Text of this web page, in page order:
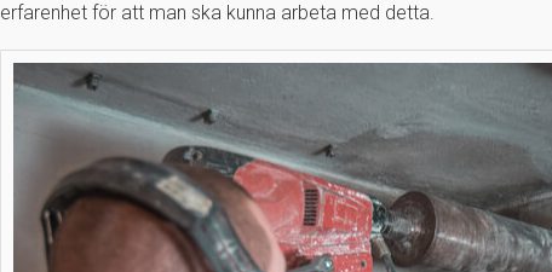
erfarenhet för att man ska kunna arbeta med detta.